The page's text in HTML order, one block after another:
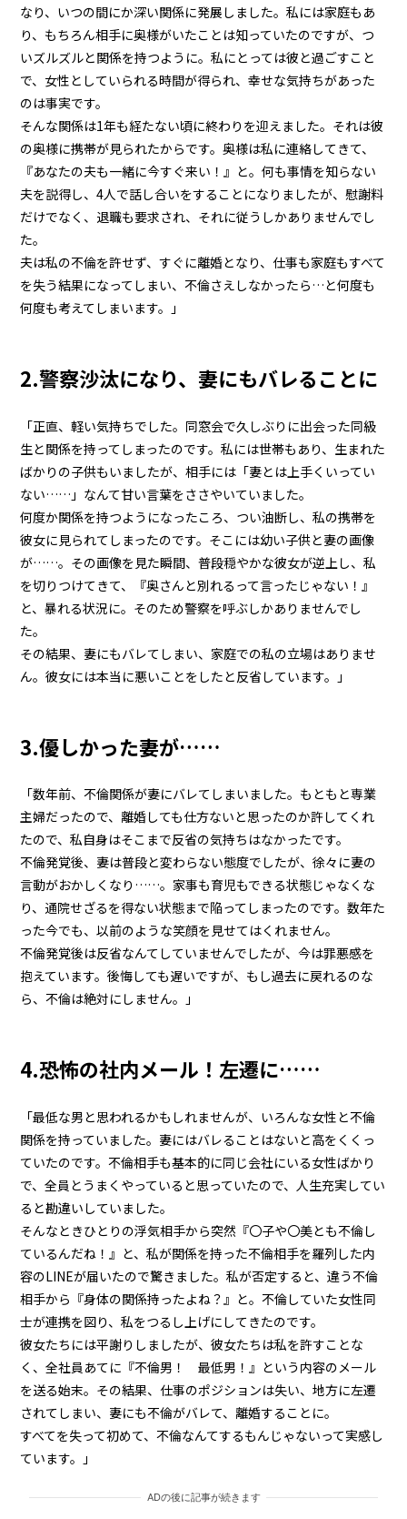
なり、いつの間にか深い関係に発展しました。私には家庭もあ
り、もちろん相手に奥様がいたことは知っていたのですが、つ
いズルズルと関係を持つように。私にとっては彼と過ごすこと
で、女性としていられる時間が得られ、幸せな気持ちがあった
のは事実です。
そんな関係は1年も経たない頃に終わりを迎えました。それは彼
の奥様に携帯が見られたからです。奥様は私に連絡してきて、
『あなたの夫も一緒に今すぐ来い！』と。何も事情を知らない
夫を説得し、4人で話し合いをすることになりましたが、慰謝料
だけでなく、退職も要求され、それに従うしかありませんでし
た。
夫は私の不倫を許せず、すぐに離婚となり、仕事も家庭もすべて
を失う結果になってしまい、不倫さえしなかったら…と何度も
何度も考えてしまいます。」
2.警察沙汰になり、妻にもバレることに
「正直、軽い気持ちでした。同窓会で久しぶりに出会った同級
生と関係を持ってしまったのです。私には世帯もあり、生まれた
ばかりの子供もいましたが、相手には「妻とは上手くいってい
ない……」なんて甘い言葉をささやいていました。
何度か関係を持つようになったころ、つい油断し、私の携帯を
彼女に見られてしまったのです。そこには幼い子供と妻の画像
が……。その画像を見た瞬間、普段穏やかな彼女が逆上し、私
を切りつけてきて、『奥さんと別れるって言ったじゃない！』
と、暴れる状況に。そのため警察を呼ぶしかありませんでし
た。
その結果、妻にもバレてしまい、家庭での私の立場はありませ
ん。彼女には本当に悪いことをしたと反省しています。」
3.優しかった妻が……
「数年前、不倫関係が妻にバレてしまいました。もともと専業
主婦だったので、離婚しても仕方ないと思ったのか許してくれ
たので、私自身はそこまで反省の気持ちはなかったです。
不倫発覚後、妻は普段と変わらない態度でしたが、徐々に妻の
言動がおかしくなり……。家事も育児もできる状態じゃなくな
り、通院せざるを得ない状態まで陥ってしまったのです。数年た
った今でも、以前のような笑顔を見せてはくれません。
不倫発覚後は反省なんてしていませんでしたが、今は罪悪感を
抱えています。後悔しても遅いですが、もし過去に戻れるのな
ら、不倫は絶対にしません。」
4.恐怖の社内メール！左遷に……
「最低な男と思われるかもしれませんが、いろんな女性と不倫
関係を持っていました。妻にはバレることはないと高をくくっ
ていたのです。不倫相手も基本的に同じ会社にいる女性ばかり
で、全員とうまくやっていると思っていたので、人生充実してい
ると勘違いしていました。
そんなときひとりの浮気相手から突然『〇子や〇美とも不倫し
ているんだね！』と、私が関係を持った不倫相手を羅列した内
容のLINEが届いたので驚きました。私が否定すると、違う不倫
相手から『身体の関係持ったよね？』と。不倫していた女性同
士が連携を図り、私をつるし上げにしてきたのです。
彼女たちには平謝りしましたが、彼女たちは私を許すことな
く、全社員あてに『不倫男！ 最低男！』という内容のメール
を送る始末。その結果、仕事のポジションは失い、地方に左遷
されてしまい、妻にも不倫がバレて、離婚することに。
すべてを失って初めて、不倫なんてするもんじゃないって実感し
ています。」
ADの後に記事が続きます